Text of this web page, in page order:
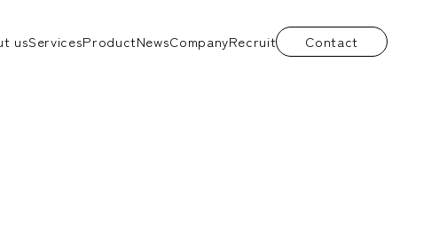
usServicesProductNewsCompanyRecruit Contact